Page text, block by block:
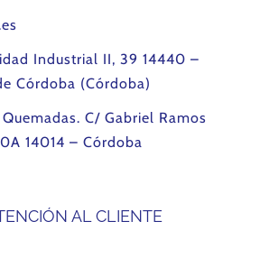
Industrial II, 39 14440 –
Córdoba (Córdoba)
C/ Gabriel Ramos
14014 – Córdoba
AL CLIENTE